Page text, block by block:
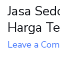
Jasa
Harga
Leave a
Jasa
Sedot